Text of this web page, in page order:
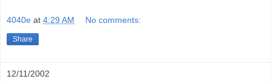
4040e at 4:29 AM No comments:
Share
12/11/2002